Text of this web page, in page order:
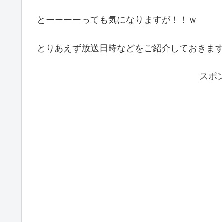
とーーーーっても気になりますが！！ｗ
とりあえず放送日時などをご紹介しておきます
スポ